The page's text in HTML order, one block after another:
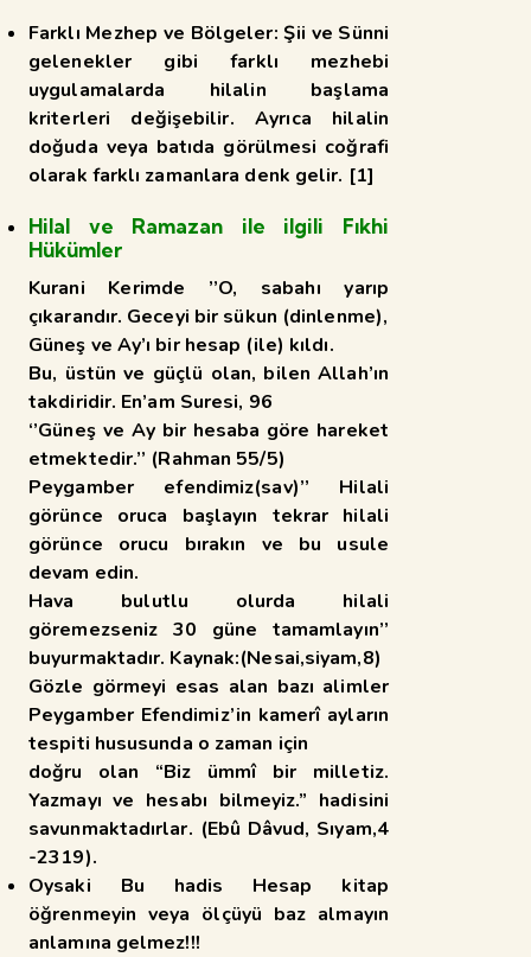
Farklı Mezhep ve Bölgeler: Şii ve Sünni
gelenekler gibi farklı mezhebi
uygulamalarda hilalin başlama
kriterleri değişebilir. Ayrıca hilalin
doğuda veya batıda görülmesi coğrafi
olarak farklı zamanlara denk gelir. [1]
Hilal ve Ramazan ile ilgili Fıkhi
Hükümler
Kurani Kerimde ’’O, sabahı yarıp
çıkarandır. Geceyi bir sükun (dinlenme),
Güneş ve Ay’ı bir hesap (ile) kıldı.
Bu, üstün ve güçlü olan, bilen Allah’ın
takdiridir. En’am Suresi, 96
‘’Güneş ve Ay bir hesaba göre hareket
etmektedir.’’ (Rahman 55/5)
Peygamber efendimiz(sav)’’ Hilali
görünce oruca başlayın tekrar hilali
görünce orucu bırakın ve bu usule
devam edin.
Hava bulutlu olurda hilali
göremezseniz 30 güne tamamlayın’’
buyurmaktadır. Kaynak:(Nesai,siyam,8)
Gözle görmeyi esas alan bazı alimler
Peygamber Efendimiz’in kamerî ayların
tespiti hususunda o zaman için
doğru olan “Biz ümmî bir milletiz.
Yazmayı ve hesabı bilmeyiz.” hadisini
savunmaktadırlar. (Ebû Dâvud, Sıyam,4
-2319).
Oysaki Bu hadis Hesap kitap
öğrenmeyin veya ölçüyü baz almayın
anlamına gelmez!!!